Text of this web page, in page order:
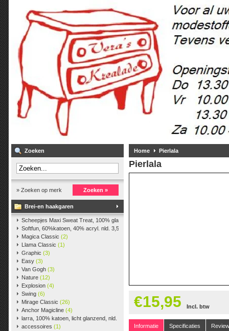
Zoeken
» Zoeken op merk Zoeken »
Brei-en haakgaren
Scheepjes Maxi Sweat Treat, 100% glanskatoen,25 gr.
Softfun, 60%katoen, 40% acryl. nld. 3,5-4. ca. 140m, 50 gr.
Magica Classic (2)
Llama Classic (1)
Graphic (3)
Easy (3)
Van Gogh (3)
Nature (12)
Explosion (4)
Swing (6)
Mirage Classic (26)
Anchor Magicline (4)
larra, 100% katoen, licht glanzend, nld. 2,5-3, ca. 125m, 50 gr.(38)
accessoires (1)
Home Pierlala
Pierlala
€15,95 Incl. btw
Informatie Specificaties